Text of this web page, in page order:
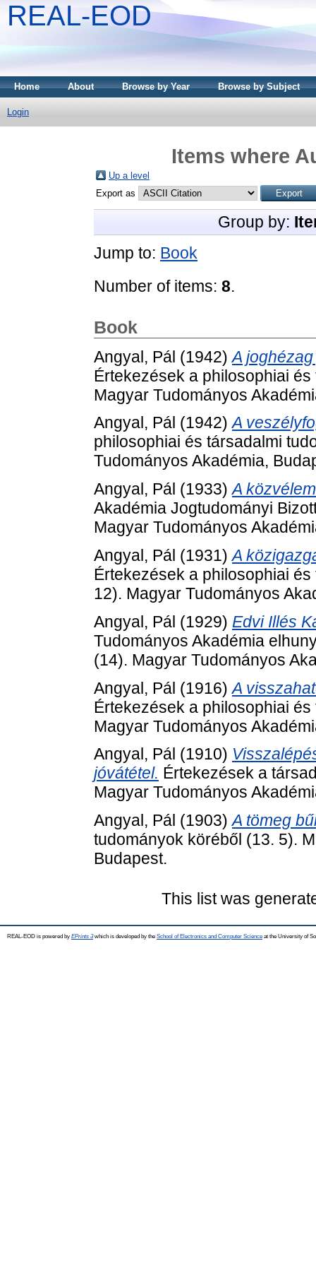
REAL-EOD
Home About Browse by Year Browse by Subject
Login
Items where
Up a level
Export as
Group by:
Jump to: Book
Number of items: 8.
Book
Angyal, Pál (1942)A
Értekezések a philosophiai
Magyar Tudományos
Angyal, Pál (1942)A
philosophiai és társadalmi
Tudományos Akadémia,
Angyal, Pál (1933)A
Akadémia Jogtudományi
Magyar Tudományos
Angyal, Pál (1931)A
Értekezések a philosophiai
12). Magyar Tudományos
Angyal, Pál (1929) Edvi Illés
Tudományos Akadémia
(14). Magyar Tudományos
Angyal, Pál (1916)A
Értekezések a philosophiai
Magyar Tudományos
Angyal, Pál (1910)
jóvátétel. Értekezések a
Magyar Tudományos
Angyal, Pál (1903)A tömeg
tudományok köréből (13. 5).
Budapest.
This list was
REAL-EOD is powered by EPrints 3which is developed by the School of Electronics and Computer Science at the University of